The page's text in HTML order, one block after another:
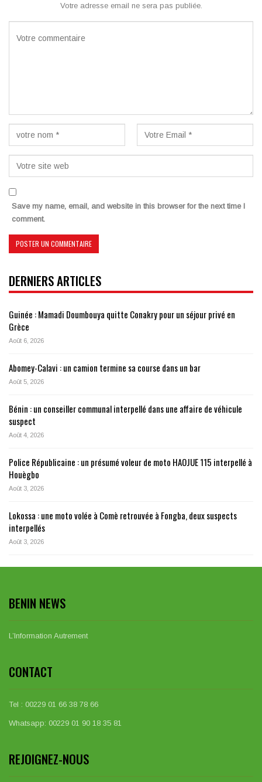
Votre adresse email ne sera pas publiée.
Save my name, email, and website in this browser for the next time I
comment.
DERNIERS ARTICLES
Guinée : Mamadi Doumbouya quitte Conakry pour un séjour privé en
Grèce
Août 6, 2026
Abomey-Calavi : un camion termine sa course dans un bar
Août 5, 2026
Bénin : un conseiller communal interpellé dans une affaire de véhicule
suspect
Août 4, 2026
Police Républicaine : un présumé voleur de moto HAOJUE 115 interpellé à
Houègbo
Août 3, 2026
Lokossa : une moto volée à Comè retrouvée à Fongba, deux suspects
interpellés
Août 3, 2026
BENIN NEWS
L’Information Autrement
CONTACT
Tel : 00229 01 66 38 78 66
Whatsapp: 00229 01 90 18 35 81
REJOIGNEZ-NOUS